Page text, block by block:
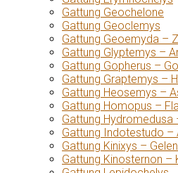
Gattung Geochelone
Gattung Geoclemys
Gattung Geoemyda –
Gattung Glyptemys –
Gattung Gopherus –
Gattung Graptemys –
Gattung Heosemys –
Gattung Homopus –
Gattung
Gattung Indotestudo –
Gattung Kinixys –
Gattung Kinosternon –